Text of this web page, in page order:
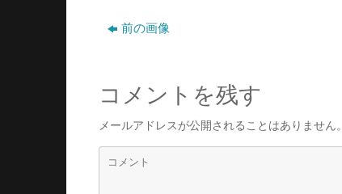
前の画像
コメントを残す
メールアドレスが公開されることはありません。